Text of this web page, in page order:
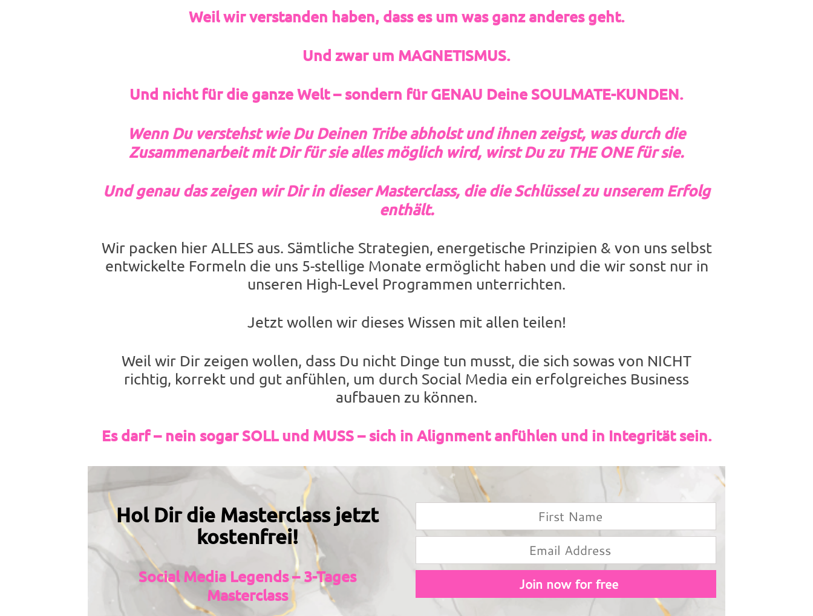
Weil wir verstanden haben, dass es um was ganz anderes geht.
Und zwar um MAGNETISMUS.
Und nicht für die ganze Welt – sondern für GENAU Deine SOULMATE-KUNDEN.
Wenn Du verstehst wie Du Deinen Tribe abholst und ihnen zeigst, was durch die
Zusammenarbeit mit Dir für sie alles möglich wird, wirst Du zu THE ONE für sie.
Und genau das zeigen wir Dir in dieser Masterclass, die die Schlüssel zu unserem Erfolg
enthält.
Wir packen hier ALLES aus. Sämtliche Strategien, energetische Prinzipien & von uns selbst
entwickelte Formeln die uns 5-stellige Monate ermöglicht haben und die wir sonst nur in
unseren High-Level Programmen unterrichten.
Jetzt wollen wir dieses Wissen mit allen teilen!
Weil wir Dir zeigen wollen, dass Du nicht Dinge tun musst, die sich sowas von NICHT
richtig, korrekt und gut anfühlen, um durch Social Media ein erfolgreiches Business
aufbauen zu können.
Es darf – nein sogar SOLL und MUSS – sich in Alignment anfühlen und in Integrität sein.
Hol Dir die Masterclass jetzt
kostenfrei!
Social Media Legends – 3-Tages
Masterclass